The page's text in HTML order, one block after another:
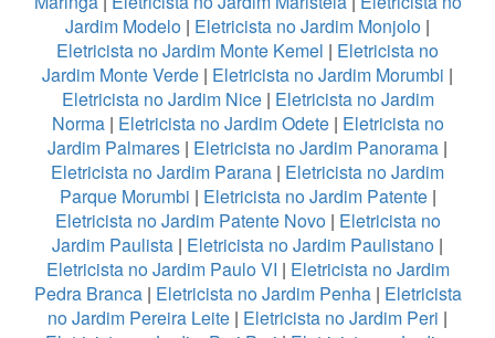
Jardim Modelo | Eletricista no Jardim Monjolo |
Eletricista no Jardim Monte Kemel | Eletricista no
Jardim Monte Verde | Eletricista no Jardim Morumbi |
Eletricista no Jardim Nice| Eletricista no Jardim
Norma| Eletricista no Jardim Odete| Eletricista no
Jardim Palmares | Eletricista no Jardim Panorama |
Eletricista no Jardim Parana | Eletricista no Jardim
Parque Morumbi | Eletricista no Jardim Patente|
Eletricista no Jardim Patente Novo| Eletricista no
Jardim Paulista | Eletricista no Jardim Paulistano |
Eletricista no Jardim Paulo VI | Eletricista no Jardim
Pedra Branca| Eletricista no Jardim Penha| Eletricista
no Jardim Pereira Leite | Eletricista no Jardim Peri |